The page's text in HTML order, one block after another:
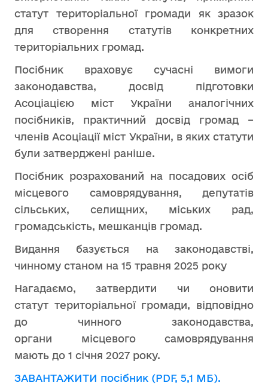
статут територіальної громади як зразок
для створення статутів конкретних
територіальних громад.
Посібник враховує сучасні вимоги
законодавства, досвід підготовки
Асоціацією міст України аналогічних
посібників, практичний досвід громад –
членів Асоціації міст України, в яких статути
були затверджені раніше.
Посібник розрахований на посадових осіб
місцевого самоврядування, депутатів
сільських, селищних, міських рад,
громадськість, мешканців громад.
Видання базується на законодавстві,
чинному станом на 15 травня 2025 року
Нагадаємо, затвердити чи оновити
статут територіальної громади, відповідно
до чинного законодавства,
органи місцевого самоврядування
мають до 1 січня 2027 року.
ЗАВАНТАЖИТИ посібник (PDF, 5,1 МБ).